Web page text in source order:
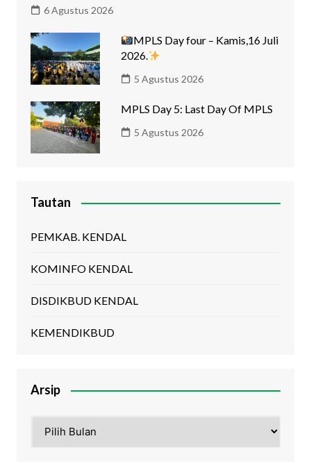
6 Agustus 2026
MPLS Day four – Kamis,16 Juli
2026.
5 Agustus 2026
MPLS Day 5: Last Day Of MPLS
5 Agustus 2026
Tautan
PEMKAB. KENDAL
KOMINFO KENDAL
DISDIKBUD KENDAL
KEMENDIKBUD
Arsip